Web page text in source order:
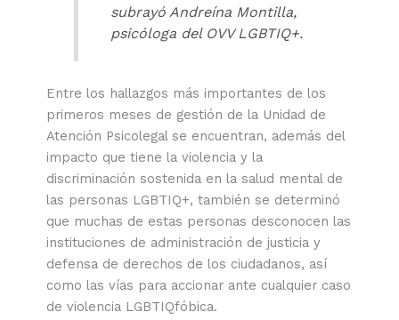
subrayó Andreína Montilla,
psicóloga del OVV LGBTIQ+.
Entre los hallazgos más importantes de los
primeros meses de gestión de la Unidad de
Atención Psicolegal se encuentran, además del
impacto que tiene la violencia y la
discriminación sostenida en la salud mental de
las personas LGBTIQ+, también se determinó
que muchas de estas personas desconocen las
instituciones de administración de justicia y
defensa de derechos de los ciudadanos, así
como las vías para accionar ante cualquier caso
de violencia LGBTIQfóbica.